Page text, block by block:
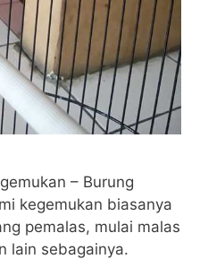
– Burung
kegemukan biasanya
pemalas, mulai malas
lain sebagainya.